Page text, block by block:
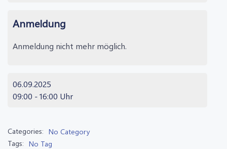
Anmeldung
Anmeldung nicht mehr möglich.
06.09.2025
09:00 - 16:00 Uhr
Categories: No Category
Tags: No Tag